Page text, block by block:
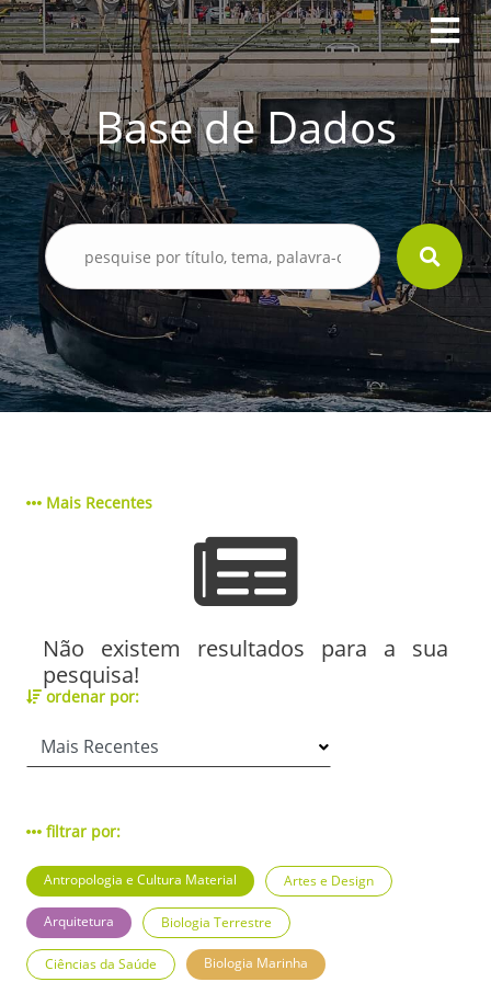
Base de Dados
Mais Recentes
Não existem resultados para a sua
pesquisa!
ordenar por:
filtrar por:
Antropologia e Cultura Material Artes e Design
Arquitetura Biologia Terrestre
Ciências da Saúde Biologia Marinha